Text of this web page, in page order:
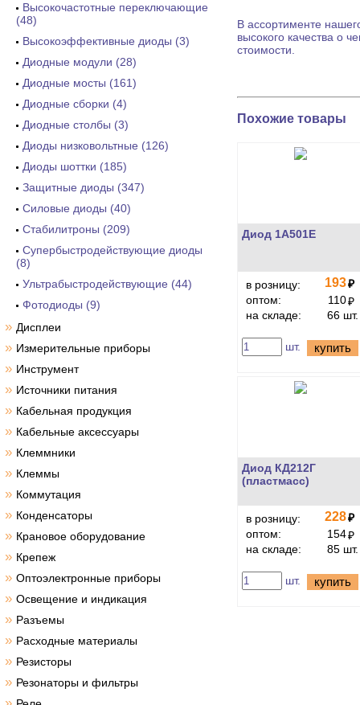
Высокочастотные переключающие
(48)
Высокоэффективные диоды (3)
Диодные модули (28)
Диодные мосты (161)
Диодные сборки (4)
Диодные столбы (3)
Диоды низковольтные (126)
Диоды шоттки (185)
Защитные диоды (347)
Силовые диоды (40)
Стабилитроны (209)
Супербыстродействующие диоды
(8)
Ультрабыстродействующие (44)
Фотодиоды (9)
» Дисплеи
» Измерительные приборы
» Инструмент
» Источники питания
» Кабельная продукция
» Кабельные аксессуары
» Клеммники
» Клеммы
» Коммутация
» Конденсаторы
» Крановое оборудование
» Крепеж
» Оптоэлектронные приборы
» Освещение и индикация
» Разъемы
» Расходные материалы
» Резисторы
» Резонаторы и фильтры
В ассортименте
высокого качества о
стоимости.
Похожие товары
Диод 1А501Е
в розницу: 193₽
оптом:
110₽
на складе:
66 шт.
шт. купить
Диод КД212Г
(пластмасс)
в розницу: 228₽
оптом:
154₽
на складе:
85 шт.
шт. купить